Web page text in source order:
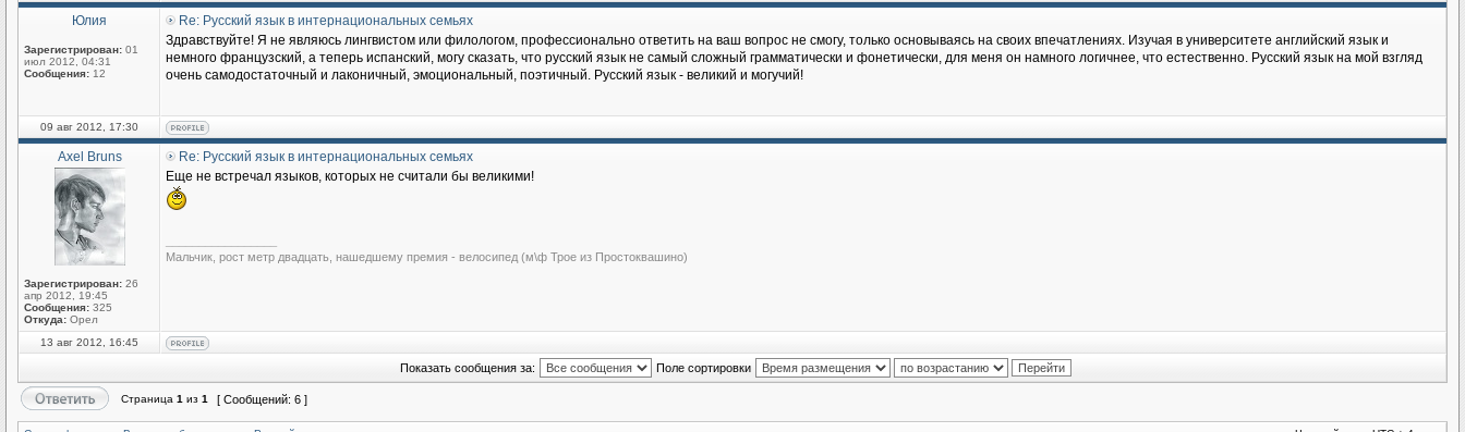
Юлия
Зарегистрирован: 01
июл 2012, 04:31
Сообщения: 12
Re: Русский язык в интернациональных семьях
Здравствуйте! Я не являюсь лингвистом или филологом, профессионально ответить на ваш вопрос не cмогу, только основываясь на своих впечатлениях. Изучая в университете английский язык и
немного французский, а теперь испанский, могу сказать, что русский язык не самый сложный грамматически и фонетически, для меня он намного логичнее, что естественно. Русский язык на мой взгляд
очень самодостаточный и лаконичный, эмоциональный, поэтичный. Русский язык - великий и могучий!
09 авг 2012, 17:30
Axel Bruns
Зарегистрирован: 26
апр 2012, 19:45
Сообщения: 325
Откуда: Орел
Re: Русский язык в интернациональных семьях
Еще не встречал языков, которых не считали бы великими!
Мальчик, рост метр двадцать, нашедшему премия - велосипед (м\ф Трое из Простоквашино)
13 авг 2012, 16:45
Показать сообщения за: Поле сортировки
Страница 1 из 1 [ Сообщений: 6 ]